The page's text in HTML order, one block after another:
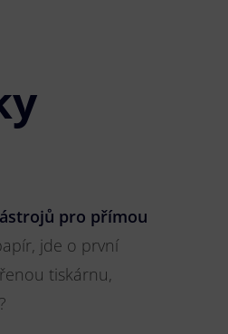
pro přímou
jde o první
tiskárnu,
?